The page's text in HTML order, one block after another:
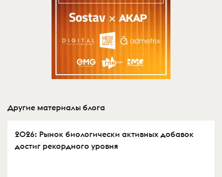
Другие материалы блога
2026: Рынок биологически активных добавок
достиг рекордного уровня